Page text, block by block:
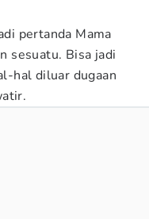
pertanda Mama
sesuatu. Bisa jadi
hal diluar dugaan